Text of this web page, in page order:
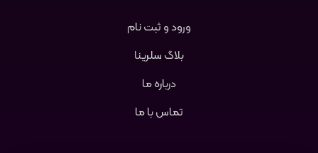
ورود و ثبت نام
بلاگ سلرینا
درباره ما
تماس با ما